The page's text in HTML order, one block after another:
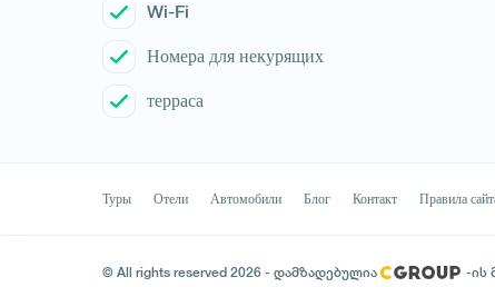
Wi-Fi
Номера для некурящих
терраса
Туры Отели Автомобили Блог Контакт Правила
© All rights reserved 2026 - დამზადებულია -ის